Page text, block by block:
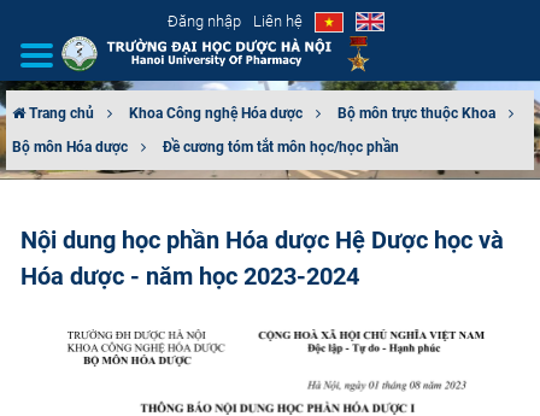
Đăng nhập Liên hệ
GIỚI THIỆU
TUYỂN SINH
ĐÀO TẠO
ĐẢM BẢO CHẤT LƯỢNG
Trang chủ Khoa Công nghệ Hóa dược
Bộ môn trực thuộc Khoa
Bộ môn Hóa dược
Đề cương tóm tắt môn học/học phần
Nội dung học phần Hóa dược Hệ Dược học và
Hóa dược - năm học 2023-2024